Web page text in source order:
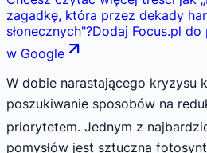
zagadkę, która przez dekady
słonecznych"?Dodaj Focus.pl do
w Google
W dobie narastającego kryzysu
poszukiwanie sposobów na
priorytetem. Jednym z
pomysłów jest sztuczna